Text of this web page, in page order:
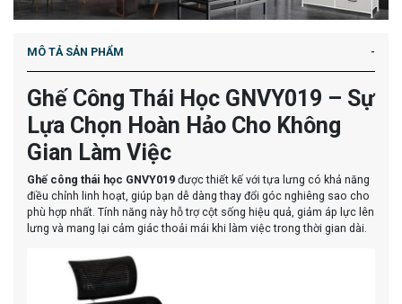
MÔ TẢ SẢN PHẨM
Ghế Công Thái Học GNVY019 – Sự
Lựa Chọn Hoàn Hảo Cho Không
Gian Làm Việc
Ghế công thái học GNVY019 được thiết kế với tựa lưng có khả năng
điều chỉnh linh hoạt, giúp bạn dễ dàng thay đổi góc nghiêng sao cho
phù hợp nhất. Tính năng này hỗ trợ cột sống hiệu quả, giảm áp lực lên
lưng và mang lại cảm giác thoải mái khi làm việc trong thời gian dài.